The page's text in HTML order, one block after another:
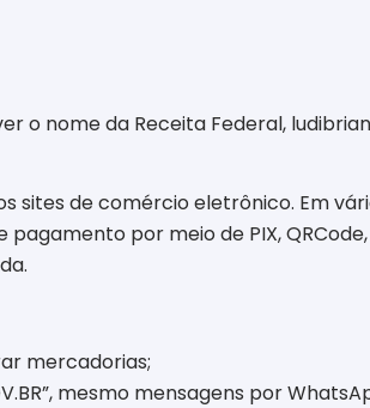
o nome da Receita Federal,
sites de comércio eletrônico. Em
por meio de PIX,
mercadorias;
mesmo mensagens por